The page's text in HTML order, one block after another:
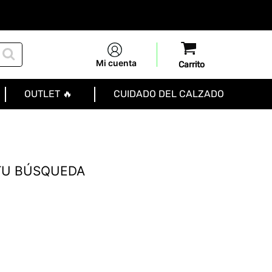
Mi cuenta
OUTLET 🔥 CUIDADO DEL CALZADO
BÚSQUEDA